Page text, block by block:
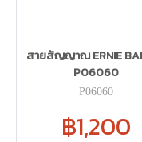
สายสัญญาณ ERNIE
P06060
P06060
฿1,200